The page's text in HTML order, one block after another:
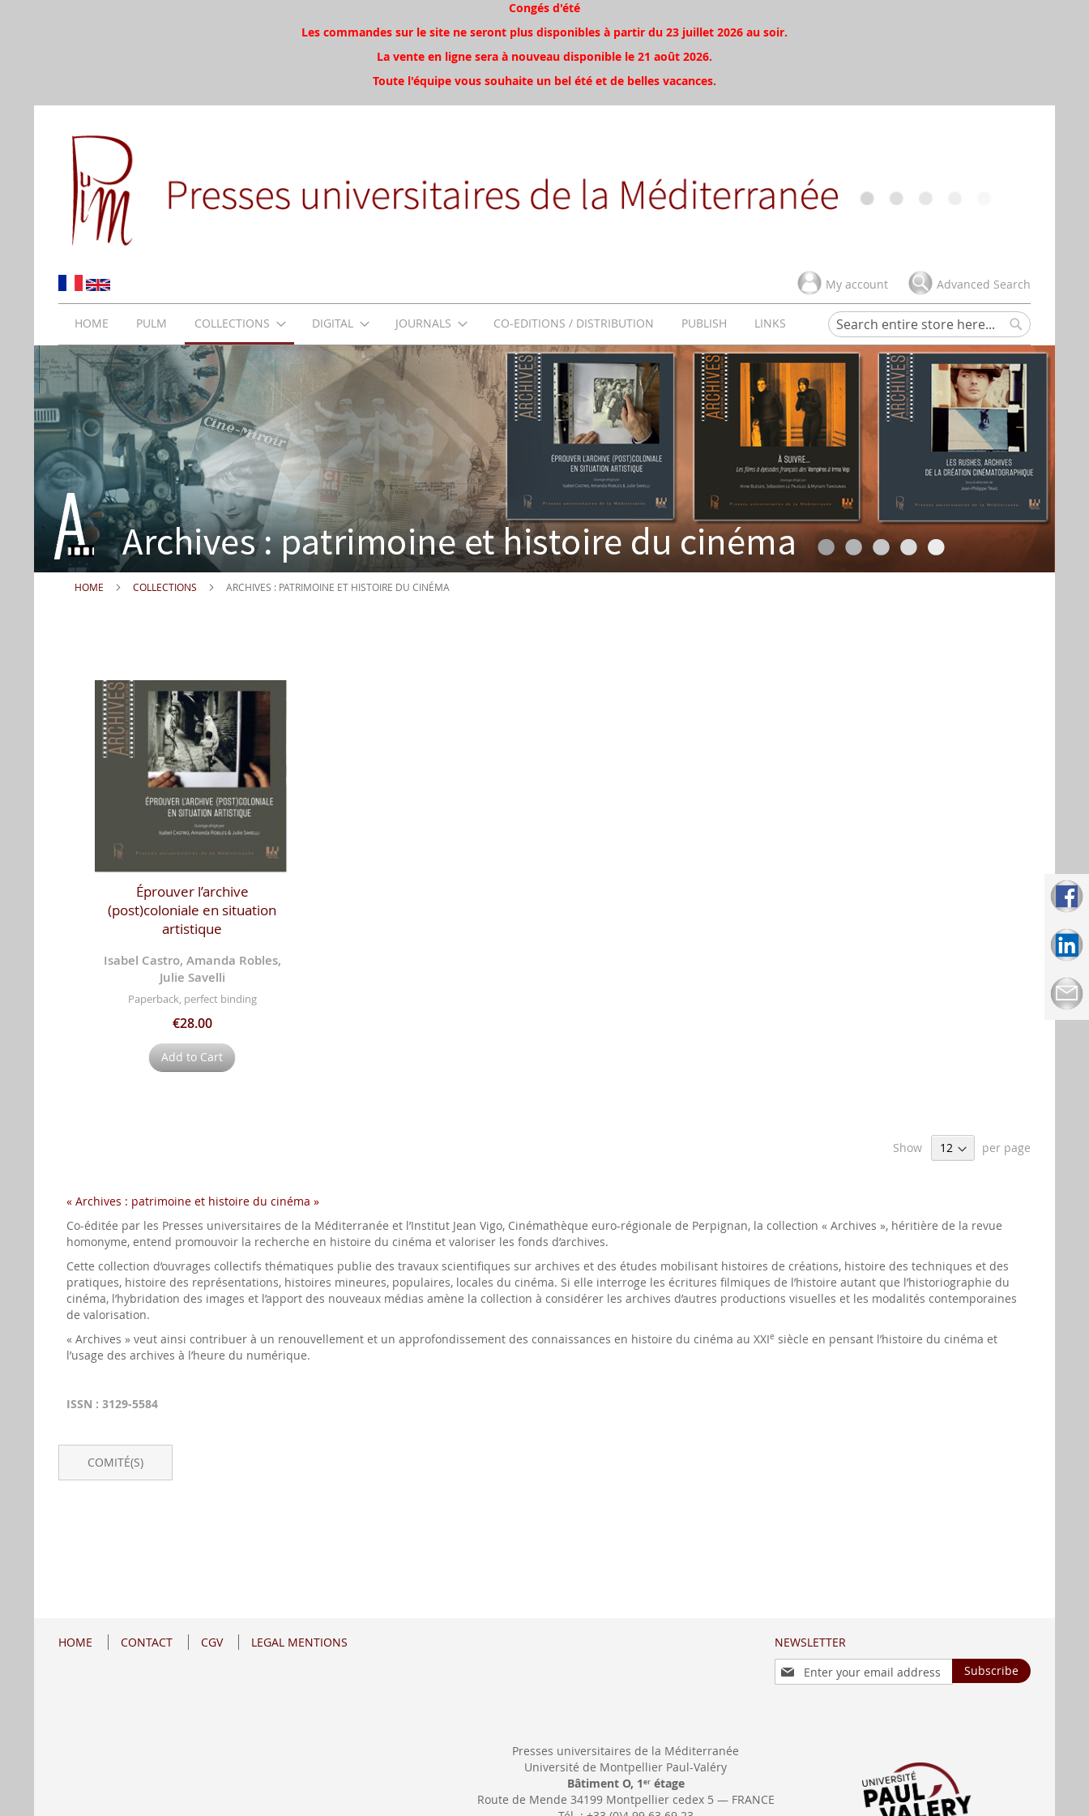
Congés d'été
Les commandes sur le site ne seront plus disponibles à partir du 23 juillet 2026 au soir.
La vente en ligne sera à nouveau disponible le 21 août 2026.
Toute l'équipe vous souhaite un bel été et de belles vacances.
My account Advanced Search
HOME PULM COLLECTIONS DIGITAL JOURNALS CO-EDITIONS / DISTRIBUTION PUBLISH
LINKS
Search
Search
HOME COLLECTIONS ARCHIVES : PATRIMOINE ET HISTOIRE DU CINÉMA
Éprouver l’archive
(post)coloniale en situation
artistique
Isabel Castro, Amanda Robles,
Julie Savelli
Paperback, perfect binding
€28.00
Add to Cart
Show per page
« Archives : patrimoine et histoire du cinéma »
Co-éditée par les Presses universitaires de la Méditerranée et l’Institut Jean Vigo, Cinémathèque euro-régionale de Perpignan, la collection « Archives », héritière de la revue
homonyme, entend promouvoir la recherche en histoire du cinéma et valoriser les fonds d’archives.
Cette collection d’ouvrages collectifs thématiques publie des travaux scientifiques sur archives et des études mobilisant histoires de créations, histoire des techniques et des
pratiques, histoire des représentations, histoires mineures, populaires, locales du cinéma. Si elle interroge les écritures filmiques de l’histoire autant que l’historiographie du
cinéma, l’hybridation des images et l’apport des nouveaux médias amène la collection à considérer les archives d’autres productions visuelles et les modalités contemporaines
de valorisation.
« Archives » veut ainsi contribuer à un renouvellement et un approfondissement des connaissances en histoire du cinéma au XXIe siècle en pensant l’histoire du cinéma et
l’usage des archives à l’heure du numérique.
ISSN : 3129-5584
COMITÉ(S)
NEWSLETTER
Sign
Up
Subscribe
HOME CONTACT CGV LEGAL MENTIONS
Presses universitaires de la Méditerranée
Université de Montpellier Paul-Valéry
Bâtiment O, 1 erétage
Route de Mende 34199 Montpellier cedex 5 — FRANCE